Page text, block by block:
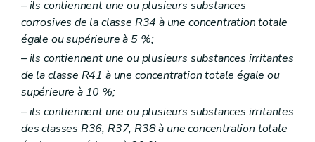
– ils contiennent une ou plusieurs substances
corrosives de la classe R34 à une concentration totale
égale ou supérieure à 5 %;
– ils contiennent une ou plusieurs substances irritantes
de la classe R41 à une concentration totale égale ou
supérieure à 10 %;
– ils contiennent une ou plusieurs substances irritantes
des classes R36, R37, R38 à une concentration totale